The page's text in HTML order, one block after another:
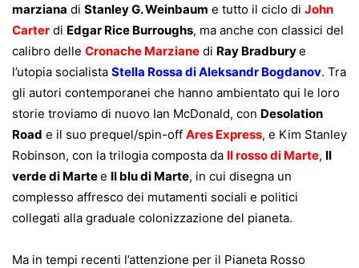
marziana di Stanley G. Weinbaum e tutto il ciclo di John
Carter di Edgar Rice Burroughs, ma anche con classici del
calibro delle Cronache Marziane di Ray Bradburye
l’utopia socialista Stella Rossa di Aleksandr Bogdanov. Tra
gli autori contemporanei che hanno ambientato qui le loro
storie troviamo di nuovo Ian McDonald, con Desolation
Road e il suo prequel/spin-off Ares Express, e Kim Stanley
Robinson, con la trilogia composta da Il rosso di Marte, Il
verde di Martee Il blu di Marte, in cui disegna un
complesso affresco dei mutamenti sociali e politici
collegati alla graduale colonizzazione del pianeta.
Ma in tempi recenti l’attenzione per il Pianeta Rosso